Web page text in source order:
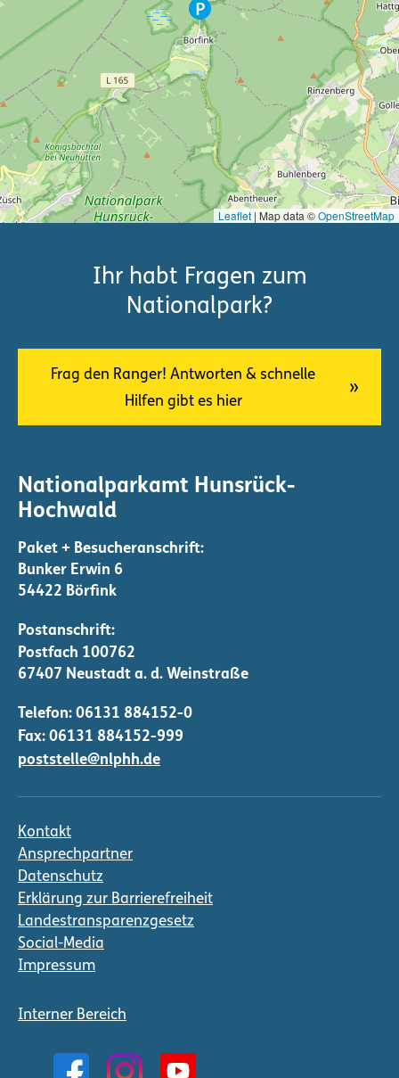
Leaflet | Map data ©OpenStreetMap
Ihr habt Fragen zum
Nationalpark?
Frag den Ranger! Antworten & schnelle
Hilfen gibt es hier
Nationalparkamt Hunsrück-
Hochwald
Bunker Erwin 6
54422 Börfink
Telefon: 06131 884152-0
Fax: 06131 884152-999
poststelle@nlphh.de
Kontakt
Ansprechpartner
Datenschutz
Erklärung zur Barrierefreiheit
Landestransparenzgesetz
Social-Media
Impressum
Interner Bereich